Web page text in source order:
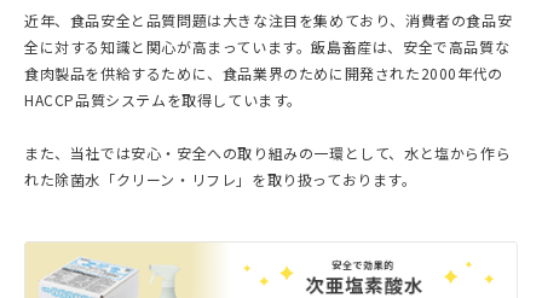
近年、食品安全と品質問題は大きな注目を集めており、消費者の食品安
全に対する知識と関心が高まっています。飯島畜産は、安全で高品質な
食肉製品を供給するために、食品業界のために開発された2000年代の
HACCP品質システムを取得しています。
また、当社では安心・安全への取り組みの一環として、水と塩から作ら
れた除菌水「クリーン・リフレ」を取り扱っております。